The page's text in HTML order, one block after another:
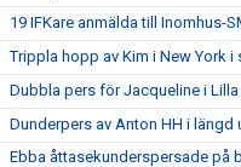
19 IFKare anmälda till Inomhus-
Trippla hopp av Kim i New York i
Dubbla pers för Jacqueline i
Dunderpers av Anton HH i längd
Ebba åttasekunderspersade på